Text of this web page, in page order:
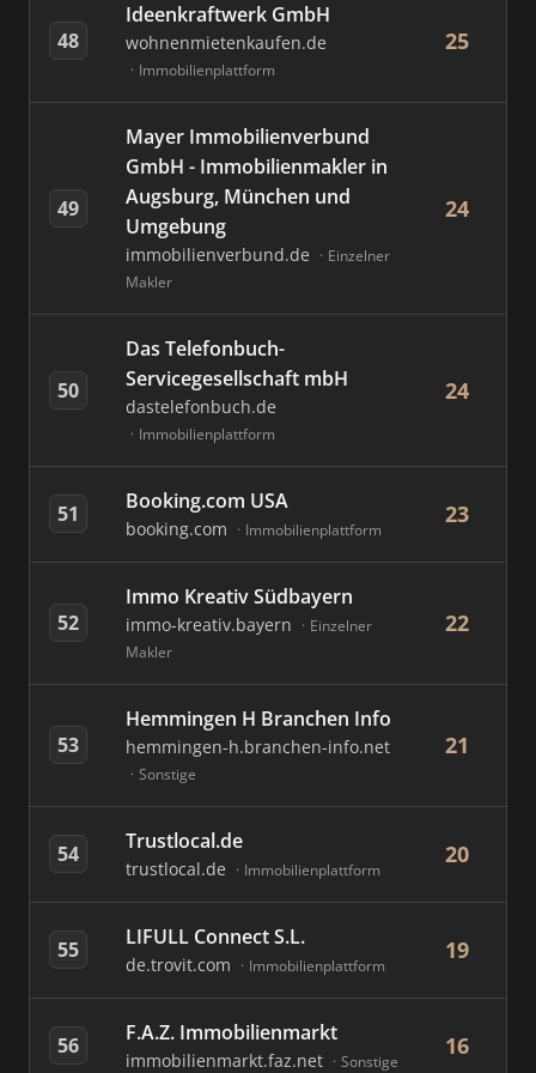
48
Ideenkraftwerk GmbH
wohnenmietenkaufen.de
Immobilienplattform
25
49
Mayer Immobilienverbund
GmbH - Immobilienmakler in
Augsburg, München und
Umgebung
immobilienverbund.de
Einzelner
Makler
24
50
Das Telefonbuch-
Servicegesellschaft mbH
dastelefonbuch.de
Immobilienplattform
24
51 Booking.com USA
booking.com Immobilienplattform
23
52
Immo Kreativ Südbayern
immo-kreativ.bayern
Einzelner
Makler
22
53
Hemmingen H Branchen Info
hemmingen-h.branchen-info.net
Sonstige
21
54 Trustlocal.de
trustlocal.de Immobilienplattform
20
55 LIFULL Connect S.L.
de.trovit.com Immobilienplattform
19
56 F.A.Z. Immobilienmarkt
immobilienmarkt.faz.net Sonstige
16